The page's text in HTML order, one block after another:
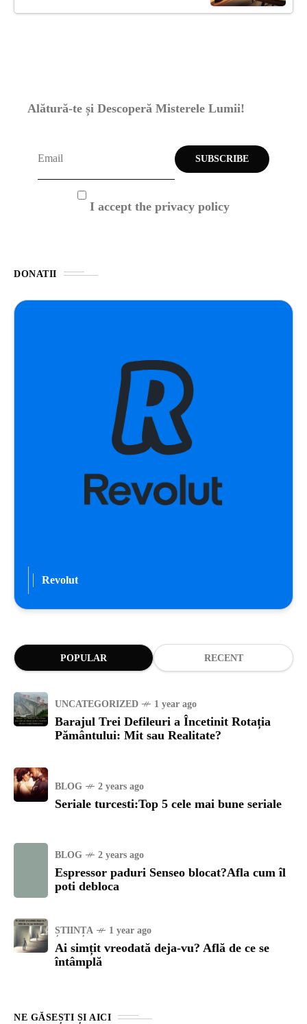
Alătură-te și Descoperă Misterele Lumii!
I accept the privacy policy
DONATII
Revolut
POPULAR RECENT
UNCATEGORIZED 1 year ago
Barajul Trei Defileuri a Încetinit Rotația
Pământului: Mit sau Realitate?
BLOG 2 years ago
Seriale turcesti:Top 5 cele mai bune seriale
BLOG 2 years ago
Espressor paduri Senseo blocat?Afla cum îl
poti debloca
ȘTIINȚA 1 year ago
Ai simțit vreodată deja-vu? Află de ce se
întâmplă
NE GĂSEȘTI ȘI AICI